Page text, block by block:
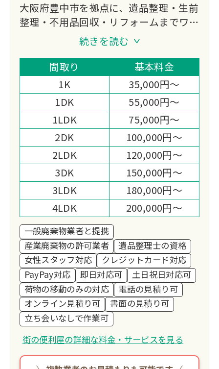
大阪府豊中市を拠点に、遺品整理・生前
整理・不用品回収・リフォームまでワン
ストップで対応。
軽トラから2tトラックまで選べる積み放
題パックで追加料金の心配がありませ
ん。
買取対応や女性スタッフの配置など、柔
軟な対応が強みです。
続きを読む
間取り
基本料金
1K
35,000円～
1DK
55,000円～
1LDK
75,000円～
2DK
100,000円～
2LDK
120,000円～
3DK
150,000円～
3LDK
180,000円～
4LDK
200,000円～
一般廃棄物業者と提携
産業廃棄物の許可業者
遺品整理士の資格
女性スタッフ対応
クレジットカード対応
PayPay対応
即日対応可
土日祝日対応可
荷物の移動のみの対応
電話の見積り可
オンライン見積り可
書面の見積り可
立ち会いなしで作業可
街の便利屋の詳細な料金・サービスを見る